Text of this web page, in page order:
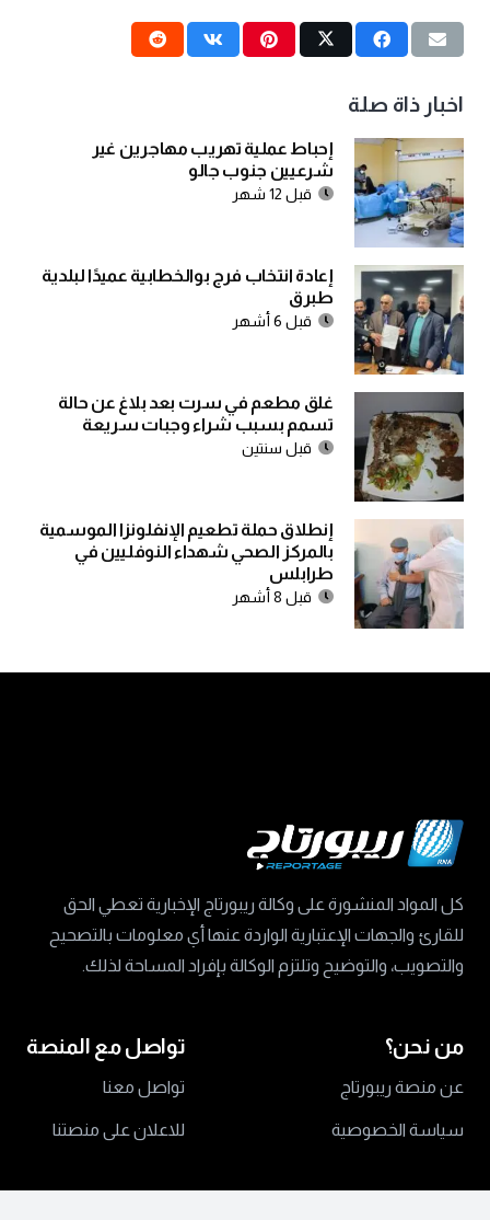
اخبار ذاة صلة
إحباط عملية تهريب مهاجرين غير
شرعيين جنوب جالو
قبل 12 شهر
إعادة انتخاب فرج بوالخطابية عميدًا لبلدية
طبرق
قبل 6 أشهر
غلق مطعم في سرت بعد بلاغ عن حالة
تسمم بسبب شراء وجبات سريعة
قبل سنتين
إنطلاق حملة تطعيم الإنفلونزا الموسمية
بالمركز الصحي شهداء النوفليين في
طرابلس
قبل 8 أشهر
كل المواد المنشورة على وكالة ريبورتاج الإخبارية تعطي الحق
للقارئ والجهات الإعتبارية الواردة عنها أي معلومات بالتصحيح
والتصويب، والتوضيح وتلتزم الوكالة بإفراد المساحة لذلك.
من نحن؟
عن منصة ريبورتاج
سياسة الخصوصية
تواصل مع المنصة
تواصل معنا
للاعلان على منصتنا